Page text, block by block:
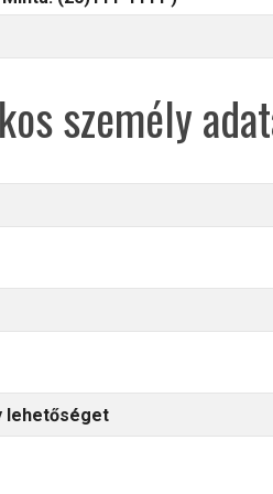
személy